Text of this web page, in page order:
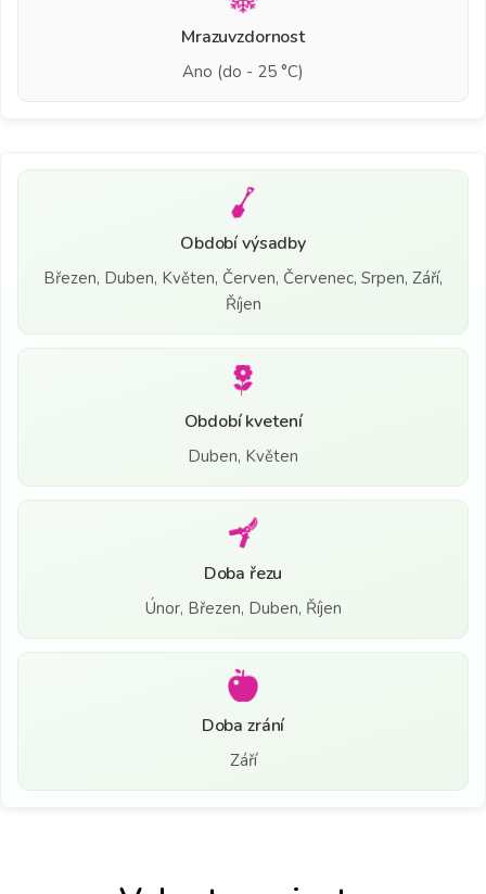
Mrazuvzdornost
Ano (do - 25 °C)
Období výsadby
Březen, Duben, Květen, Červen, Červenec, Srpen, Září,
Říjen
Období kvetení
Duben, Květen
Doba řezu
Únor, Březen, Duben, Říjen
Doba zrání
Září